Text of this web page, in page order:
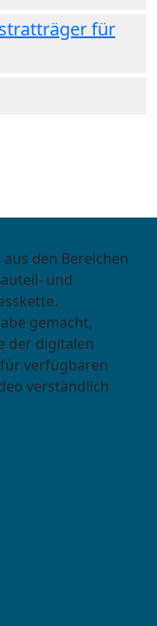
für
den Bereichen
und
gemacht,
der digitalen
verfügbaren
verständlich